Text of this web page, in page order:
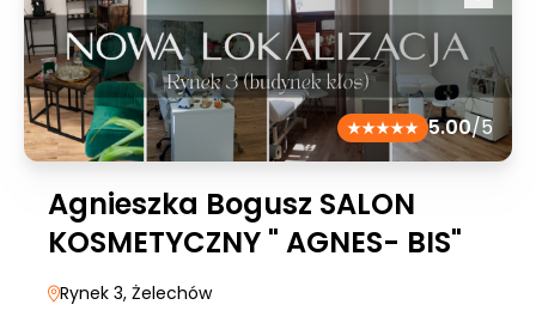
5.00/5
Agnieszka Bogusz SALON
KOSMETYCZNY " AGNES- BIS"
Rynek 3, Żelechów